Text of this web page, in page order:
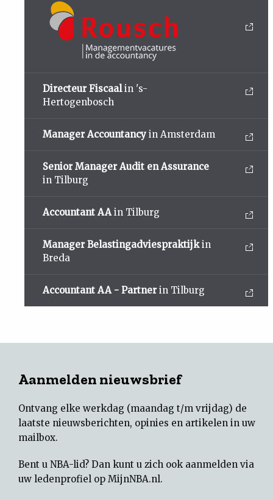
Directeur Fiscaalin 's-
Hertogenbosch
Manager Accountancy in Amsterdam
Senior Manager Audit en Assurance
in Tilburg
Accountant AAin Tilburg
Manager Belastingadviespraktijkin
Breda
Accountant AA - Partner in Tilburg
Aanmelden nieuwsbrief
Ontvang elke werkdag (maandag t/m vrijdag) de
laatste nieuwsberichten, opinies en artikelen in uw
mailbox.
Bent u NBA-lid? Dan kunt u zich ook aanmelden via
uw ledenprofiel op MijnNBA.nl.